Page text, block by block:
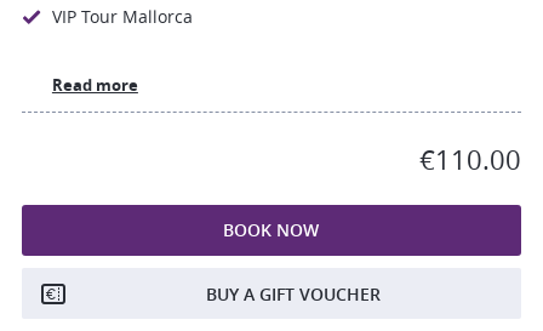
VIP Tour Mallorca
Read more
€110.00
BOOK NOW
BUY A GIFT VOUCHER